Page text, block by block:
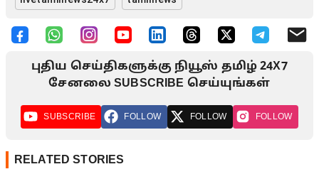
புதிய செய்திகளுக்கு நியூஸ் தமிழ் 24X7
சேனலை SUBSCRIBE செய்யுங்கள்
SUBSCRIBE FOLLOW FOLLOW FOLLOW
RELATED STORIES